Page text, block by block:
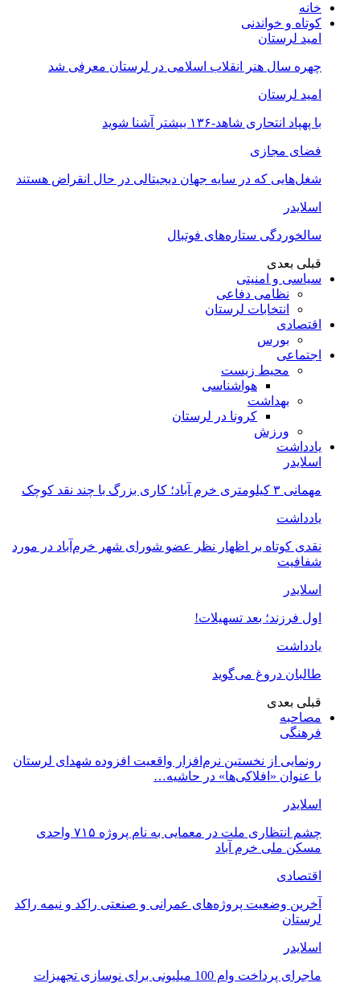
خانه
کوتاه و خواندنی
امید لرستان
چهره سال هنر انقلاب اسلامی در لرستان معرفی شد
امید لرستان
با پهپاد انتحاری شاهد-۱۳۶ بیشتر آشنا شوید
فضای مجازی
شغل‌‌هایی که در سایه جهان دیجیتالی در حال انقراض هستند
اسلایدر
سالخوردگی ستاره‌های فوتبال
قبلی بعدی
سیاسی و امنیتی
نظامی دفاعی
انتخابات لرستان
اقتصادی
بورس
اجتماعی
محیط زیست
هواشناسی
بهداشت
کرونا در لرستان
ورزش
یادداشت
اسلایدر
مهمانی ۳ کیلومتری خرم آباد؛ کاری بزرگ با چند نقد کوچک
یادداشت
نقدی کوتاه بر اظهار نظر عضو شورای شهر خرم‌آباد در مورد
شفافیت
اسلایدر
اول فرزند؛ بعد تسهیلات!
یادداشت
طالبان دروغ می‌گوید
قبلی بعدی
مصاحبه
فرهنگی
رونمایی از نخستین نرم‌افزار واقعیت افزوده شهدای لرستان
با عنوان «افلاکی‌ها» در حاشیه…
اسلایدر
چشم انتظاری ملت در معمایی به نام پروژه ۷۱۵ واحدی
مسکن ملی خرم آباد
اقتصادی
آخرین وضعیت پروژه‌های عمرانی و صنعتی راکد و نیمه راکد
لرستان
اسلایدر
ماجرای پرداخت وام 100 میلیونی برای نوسازی تجهیزات